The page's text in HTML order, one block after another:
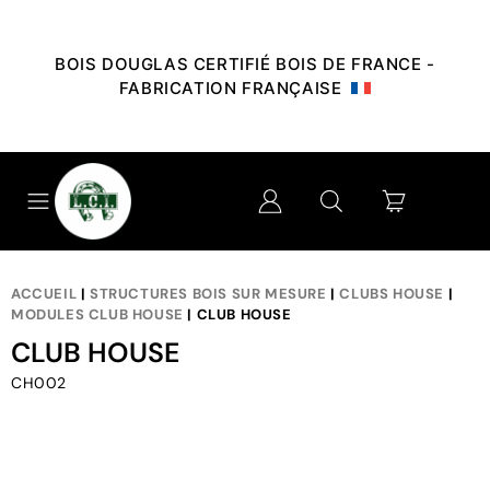
BOIS DOUGLAS CERTIFIÉ BOIS DE FRANCE -
FABRICATION FRANÇAISE
ACCUEIL |STRUCTURES BOIS SUR MESURE |CLUBS HOUSE |
MODULES CLUB HOUSE | CLUB HOUSE
CLUB HOUSE
CH002